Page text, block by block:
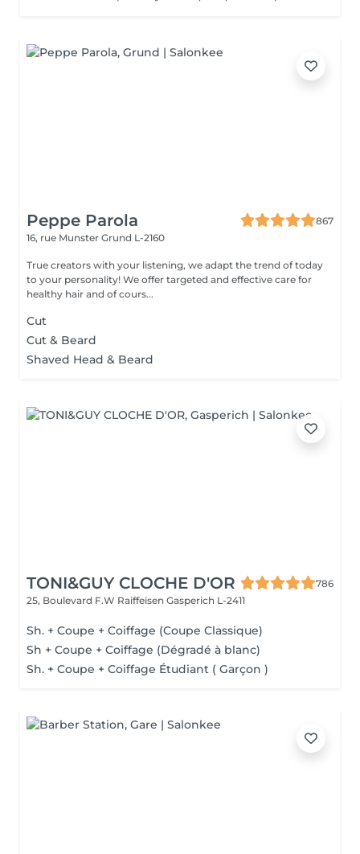
Peppe Parola
867
16, rue Munster Grund L-2160
True creators with your listening, we adapt the trend of today
to your personality! We offer targeted and effective care for
healthy hair and of cours...
Cut
Cut & Beard
Shaved Head & Beard
TONI&GUY CLOCHE D'OR
786
25, Boulevard F.W Raiffeisen Gasperich L-2411
Sh. + Coupe + Coiffage (Coupe Classique)
Sh + Coupe + Coiffage (Dégradé à blanc)
Sh. + Coupe + Coiffage Étudiant ( Garçon )